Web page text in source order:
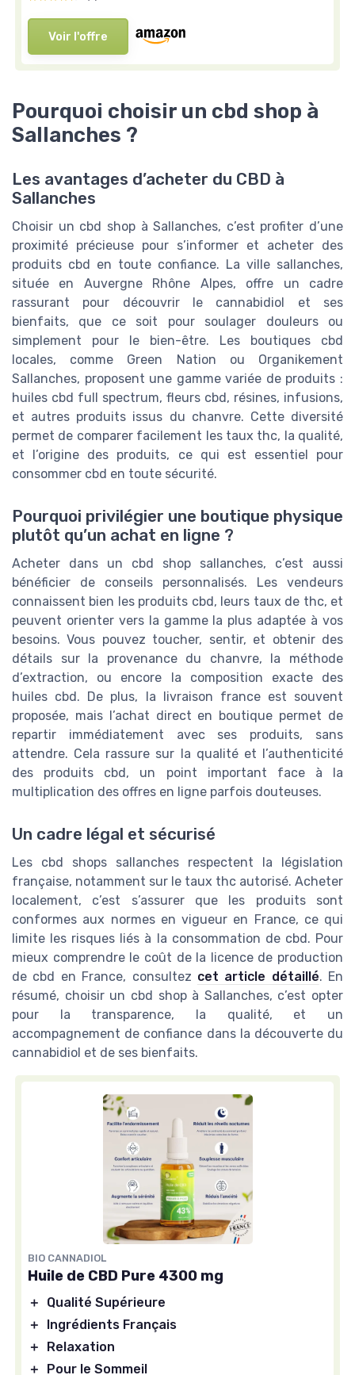
Voir l'offre
Pourquoi choisir un cbd shop à
Sallanches ?
Les avantages d’acheter du CBD à
Sallanches
Choisir un cbd shop à Sallanches, c’est profiter d’une
proximité précieuse pour s’informer et acheter des
produits cbd en toute confiance. La ville sallanches,
située en Auvergne Rhône Alpes, offre un cadre
rassurant pour découvrir le cannabidiol et ses
bienfaits, que ce soit pour soulager douleurs ou
simplement pour le bien-être. Les boutiques cbd
locales, comme Green Nation ou Organikement
Sallanches, proposent une gamme variée de produits :
huiles cbd full spectrum, fleurs cbd, résines, infusions,
et autres produits issus du chanvre. Cette diversité
permet de comparer facilement les taux thc, la qualité,
et l’origine des produits, ce qui est essentiel pour
consommer cbd en toute sécurité.
Pourquoi privilégier une boutique physique
plutôt qu’un achat en ligne ?
Acheter dans un cbd shop sallanches, c’est aussi
bénéficier de conseils personnalisés. Les vendeurs
connaissent bien les produits cbd, leurs taux de thc, et
peuvent orienter vers la gamme la plus adaptée à vos
besoins. Vous pouvez toucher, sentir, et obtenir des
détails sur la provenance du chanvre, la méthode
d’extraction, ou encore la composition exacte des
huiles cbd. De plus, la livraison france est souvent
proposée, mais l’achat direct en boutique permet de
repartir immédiatement avec ses produits, sans
attendre. Cela rassure sur la qualité et l’authenticité
des produits cbd, un point important face à la
multiplication des offres en ligne parfois douteuses.
Un cadre légal et sécurisé
Les cbd shops sallanches respectent la législation
française, notamment sur le taux thc autorisé. Acheter
localement, c’est s’assurer que les produits sont
conformes aux normes en vigueur en France, ce qui
limite les risques liés à la consommation de cbd. Pour
mieux comprendre le coût de la licence de production
de cbd en France, consultez cet article détaillé. En
résumé, choisir un cbd shop à Sallanches, c’est opter
pour la transparence, la qualité, et un
accompagnement de confiance dans la découverte du
cannabidiol et de ses bienfaits.
BIO CANNADIOL
Huile de CBD Pure 4300 mg
＋
Qualité Supérieure
＋
Ingrédients Français
＋
Relaxation
＋
Pour le Sommeil